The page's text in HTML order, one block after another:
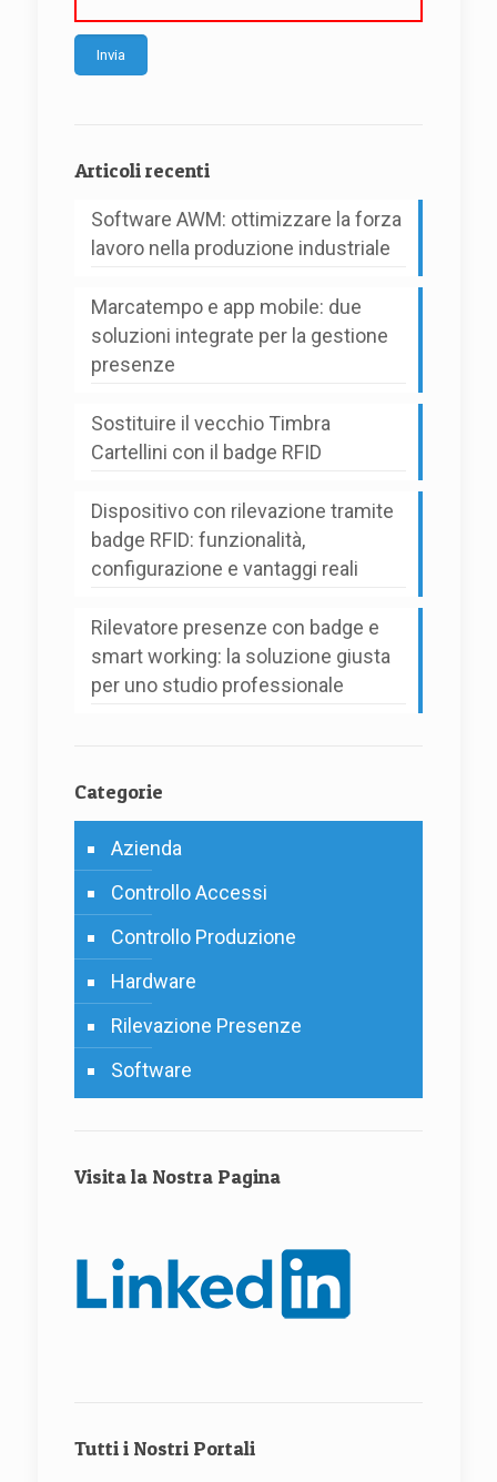
Articoli recenti
Software AWM: ottimizzare la forza
lavoro nella produzione industriale
Marcatempo e app mobile: due
soluzioni integrate per la gestione
presenze
Sostituire il vecchio Timbra
Cartellini con il badge RFID
Dispositivo con rilevazione tramite
badge RFID: funzionalità,
configurazione e vantaggi reali
Rilevatore presenze con badge e
smart working: la soluzione giusta
per uno studio professionale
Categorie
Azienda
Controllo Accessi
Controllo Produzione
Hardware
Rilevazione Presenze
Software
Visita la Nostra Pagina
Tutti i Nostri Portali